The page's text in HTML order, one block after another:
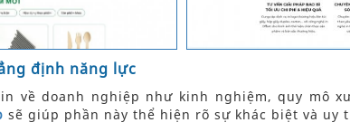
định năng lực
về doanh nghiệp như kinh nghiệm, quy mô
sẽ giúp phần này thể hiện rõ sự khác biệt và uy